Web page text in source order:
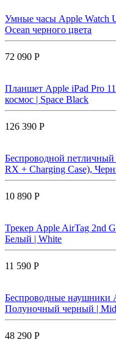
Умные часы Apple Watch
Ocean черного цвета
72 090 Р
Планшет Apple iPad Pro
космос | Space Black
126 390 Р
Беспроводной
RX + Charging Case),
10 890 Р
Трекер Apple AirTag 2nd
Белый | White
11 590 Р
Беспроводные наушники
Полуночный черный |
48 290 Р